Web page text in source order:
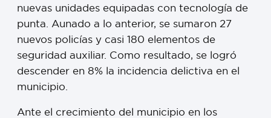
nuevas unidades equipadas con tecnología de
punta. Aunado a lo anterior, se sumaron 27
nuevos policías y casi 180 elementos de
seguridad auxiliar. Como resultado, se logró
descender en 8% la incidencia delictiva en el
municipio.
Ante el crecimiento del municipio en los